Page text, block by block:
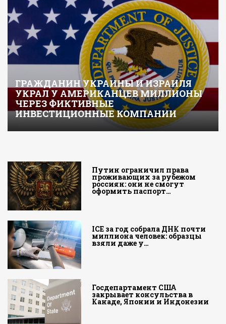
ГРАЖДАНИН УКРАИНЫ И ИЗРАИЛЯ
УКРАЛ У АМЕРИКАНЦЕВ МИЛЛИОНЫ
ЧЕРЕЗ ФИКТИВНЫЕ
ИНВЕСТИЦИОННЫЕ КОМПАНИИ
Путин ограничил права
проживающих за рубежом
россиян: они не смогут
оформить паспорт…
ICE за год собрала ДНК почти
миллиона человек: образцы
взяли даже у…
Госдепартамент США
закрывает консульства в
Канаде, Японии и Индонезии